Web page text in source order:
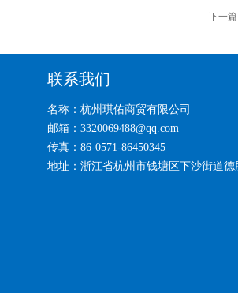
下一篇
联系我们
名称：杭州琪佑商贸有限公司
邮箱：3320069488@qq.com
传真：86-0571-86450345
地址：浙江省杭州市钱塘区下沙街道德